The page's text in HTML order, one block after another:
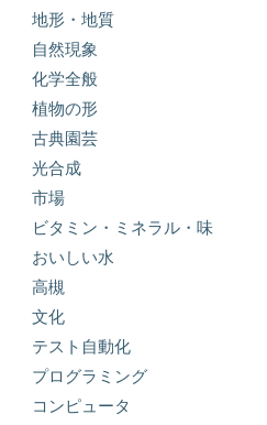
地形・地質
自然現象
化学全般
植物の形
古典園芸
光合成
市場
ビタミン・ミネラル・味
おいしい水
高槻
文化
テスト自動化
プログラミング
コンピュータ